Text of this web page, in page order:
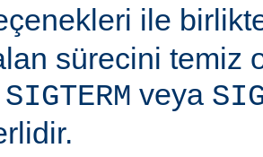
ile
sürecini temiz
SIGTERM veya